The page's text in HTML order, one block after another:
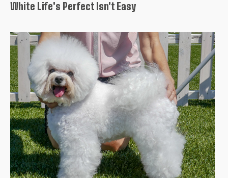
White Life's Perfect Isn't Easy